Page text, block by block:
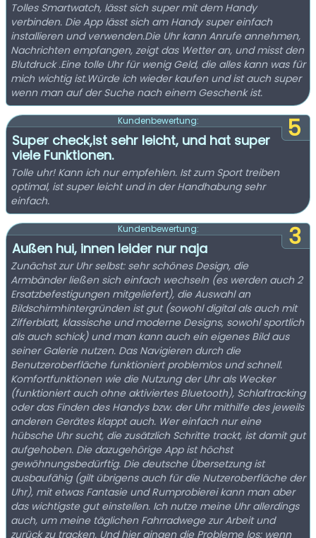
Tolles Smartwatch, lässt sich super mit dem Handy
verbinden. Die App lässt sich am Handy super einfach
installieren und verwenden.Die Uhr kann Anrufe annehmen,
Nachrichten empfangen, zeigt das Wetter an, und misst den
Blutdruck .Eine tolle Uhr für wenig Geld, die alles kann was für
mich wichtig ist.Würde ich wieder kaufen und ist auch super
wenn man auf der Suche nach einem Geschenk ist.
5
Kundenbewertung:
Super check,ist sehr leicht, und hat super
viele Funktionen.
Tolle uhr! Kann ich nur empfehlen. Ist zum Sport treiben
optimal, ist super leicht und in der Handhabung sehr
einfach.
3
Kundenbewertung:
Außen hui, innen leider nur naja
Zunächst zur Uhr selbst: sehr schönes Design, die
Armbänder ließen sich einfach wechseln (es werden auch 2
Ersatzbefestigungen mitgeliefert), die Auswahl an
Bildschirmhintergründen ist gut (sowohl digital als auch mit
Zifferblatt, klassische und moderne Designs, sowohl sportlich
als auch schick) und man kann auch ein eigenes Bild aus
seiner Galerie nutzen. Das Navigieren durch die
Benutzeroberfläche funktioniert problemlos und schnell.
Komfortfunktionen wie die Nutzung der Uhr als Wecker
(funktioniert auch ohne aktiviertes Bluetooth), Schlaftracking
oder das Finden des Handys bzw. der Uhr mithilfe des jeweils
anderen Gerätes klappt auch. Wer einfach nur eine
hübsche Uhr sucht, die zusätzlich Schritte trackt, ist damit gut
aufgehoben. Die dazugehörige App ist höchst
gewöhnungsbedürftig. Die deutsche Übersetzung ist
ausbaufähig (gilt übrigens auch für die Nutzeroberfläche der
Uhr), mit etwas Fantasie und Rumprobierei kann man aber
das wichtigste gut einstellen. Ich nutze meine Uhr allerdings
auch, um meine täglichen Fahrradwege zur Arbeit und
zurück zu tracken. Und hier gingen die Probleme los: wenn